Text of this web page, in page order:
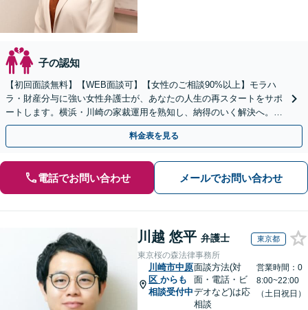
子の認知
【初回面談無料】【WEB面談可】【女性のご相談90%以上】モラハ
ラ・財産分与に強い女性弁護士が、あなたの人生の再スタートをサポ
ートします。横浜・川崎の家裁運用を熟知し、納得のいく解決へ。ま
ずは一人で抱え込まずにご相談ください。
料金表を見る
電話でお問い合わせ メールでお問い合わせ
川越 悠平 弁護士 東京都
東京桜の森法律事務所
川崎市中原
区 からも
相談受付中
面談方法(対
面・電話・ビ
デオなど)は応
相談
営業時間：0
8:00~22:00
（土日祝日）